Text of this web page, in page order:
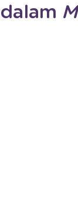
dalam